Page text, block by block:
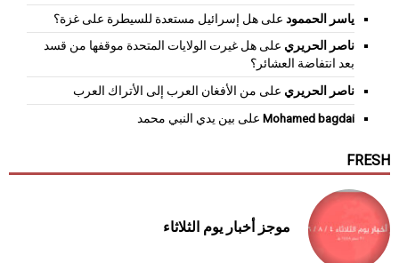
ياسر الحممود على هل إسرائيل مستعدة للسيطرة على غزة؟
ناصر الحريري على هل غيرت الولايات المتحدة موقفها من قسد
بعد انتفاضة العشائر؟
ناصر الحريري على من الأفغان العرب إلى الأتراك العرب
Mohamed bagdai على بين يدي النبي محمد
FRESH
موجز أخبار يوم الثلاثاء